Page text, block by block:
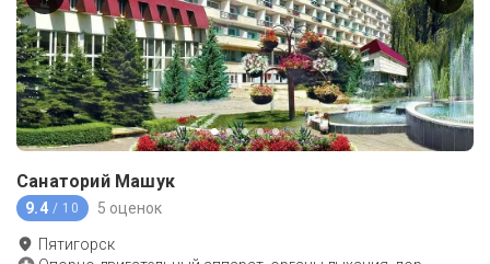
Санаторий Машук
9.4 / 10 5 оценок
Пятигорск